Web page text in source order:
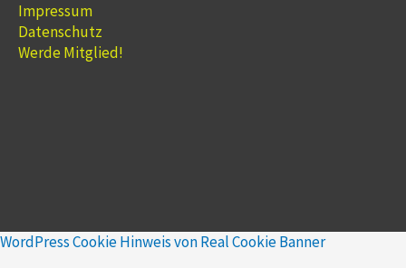
Impressum
Datenschutz
Werde Mitglied!
WordPress Cookie Hinweis von Real Cookie Banner